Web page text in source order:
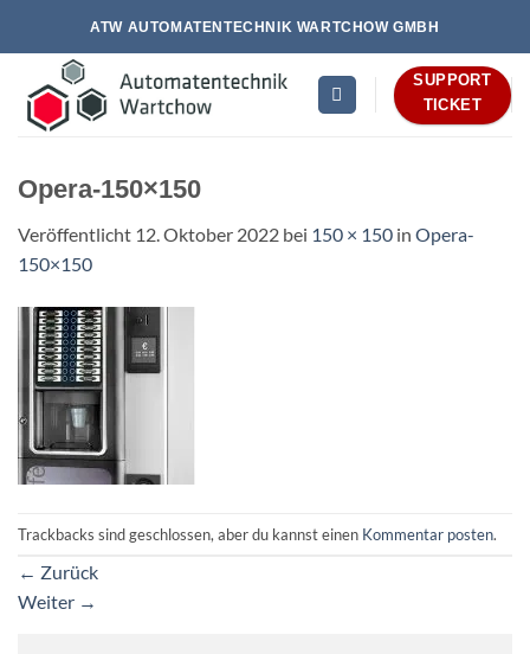
springen
ATW AUTOMATENTECHNIK WARTCHOW GMBH
SUPPORT
TICKET
Opera-150×150
Veröffentlicht 12. Oktober 2022 bei 150 × 150 in Opera-
150×150
Trackbacks sind geschlossen, aber du kannst einen Kommentar posten.
← Zurück
Weiter →